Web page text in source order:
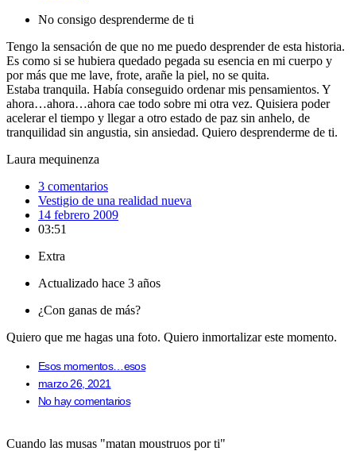
No consigo desprenderme de ti
Tengo la sensación de que no me puedo desprender de esta historia.
Es como si se hubiera quedado pegada su esencia en mi cuerpo y
por más que me lave, frote, arañe la piel, no se quita.
Estaba tranquila. Había conseguido ordenar mis pensamientos. Y
ahora…ahora…ahora cae todo sobre mi otra vez. Quisiera poder
acelerar el tiempo y llegar a otro estado de paz sin anhelo, de
tranquilidad sin angustia, sin ansiedad. Quiero desprenderme de ti.
Laura mequinenza
3 comentarios
Vestigio de una realidad nueva
14 febrero 2009
03:51
Extra
Actualizado hace 3 años
¿Con ganas de más?
Quiero que me hagas una foto. Quiero inmortalizar este momento.
Esos momentos…esos
marzo 26, 2021
No hay comentarios
Cuando las musas "matan moustruos por ti"